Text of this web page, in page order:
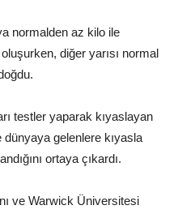
normalden az kilo ile
diğer yarısı normal
testler yaparak kıyaslayan
gelenlere kıyasla
ortaya çıkardı.
ve Warwick Üniversitesi